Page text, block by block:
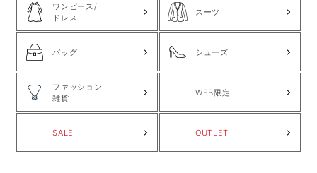
ワンピース/
ドレス
スーツ
バッグ シューズ
ファッション
雑貨
WEB限定
SALE OUTLET